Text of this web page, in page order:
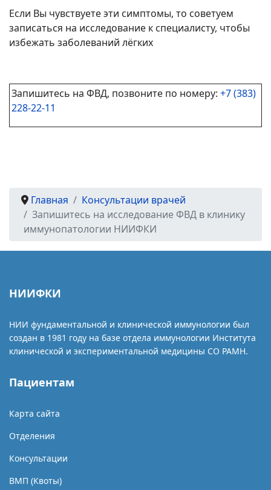
Если Вы чувствуете эти симптомы, то советуем
записаться на исследование к специалисту, чтобы
избежать заболеваний лёгких
Запишитесь на ФВД, позвоните по номеру: +7 (383)
228-22-11
Главная
Консультации врачей
Запишитесь на исследование ФВД в клинику
иммунопатологии НИИФКИ
НИИФКИ
НИИ фундаментальной и клинической иммунологии был
создан в 1981 году на базе отдела иммунологии Института
клинической и экспериментальной медицины СО РАМН.
Пациентам
Карта сайта
Отделения
Консультации
ВМП (Квоты)